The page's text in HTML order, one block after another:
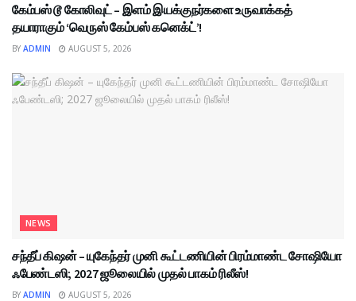
கேம்பஸ் டூ கோலிவுட் – இளம் இயக்குநர்களை உருவாக்கத்
தயாராகும் ‘வெருஸ் கேம்பஸ் கனெக்ட்’!
BY ADMIN AUGUST 5, 2026
NEWS
சந்தீப் கிஷன் – யுகேந்தர் முனி கூட்டணியின் பிரம்மாண்ட சோஷியோ
ஃபேண்டஸி; 2027 ஜூலையில் முதல் பாகம் ரிலீஸ்!
BY ADMIN AUGUST 5, 2026